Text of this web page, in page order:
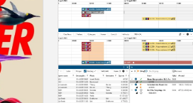
aansluit op uw dagelijkse
praktijk, starten we […]